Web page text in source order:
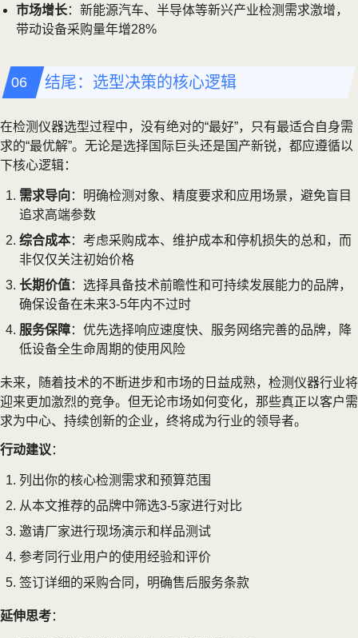
市场增长：新能源汽车、半导体等新兴产业检测需求激增，
带动设备采购量年增28%
结尾：选型决策的核心逻辑
在检测仪器选型过程中，没有绝对的“最好”，只有最适合自身需
求的“最优解”。无论是选择国际巨头还是国产新锐，都应遵循以
下核心逻辑：
需求导向 ：明确检测对象、精度要求和应用场景，避免盲目
追求高端参数
综合成本：考虑采购成本、维护成本和停机损失的总和，而
非仅仅关注初始价格
长期价值：选择具备技术前瞻性和可持续发展能力的品牌，
确保设备在未来3-5年内不过时
服务保障：优先选择响应速度快、服务网络完善的品牌，降
低设备全生命周期的使用风险
未来，随着技术的不断进步和市场的日益成熟，检测仪器行业将
迎来更加激烈的竞争。但无论市场如何变化，那些真正以客户需
求为中心、持续创新的企业，终将成为行业的领导者。
行动建议 ：
列出你的核心检测需求和预算范围
从本文推荐的品牌中筛选3-5家进行对比
邀请厂家进行现场演示和样品测试
参考同行业用户的使用经验和评价
签订详细的采购合同，明确售后服务条款
延伸思考：